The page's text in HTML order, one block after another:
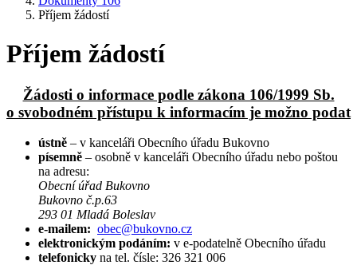
Příjem žádostí
Příjem žádostí
Žádosti o informace podle zákona 106/1999 Sb.
o svobodném přístupu k informacím je možno podat
ústně – v kanceláři Obecního úřadu Bukovno
písemně – osobně v kanceláři Obecního úřadu nebo poštou
na adresu:
Obecní úřad Bukovno
Bukovno č.p.63
293 01 Mladá Boleslav
e-mailem: obec@bukovno.cz
elektronickým podáním: v e-podatelně Obecního úřadu
telefonicky na tel. čísle: 326 321 006